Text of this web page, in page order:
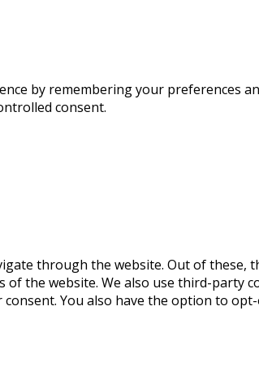
by remembering your preferences
consent.
through the website. Out of these,
the website. We also use third-party
You also have the option to